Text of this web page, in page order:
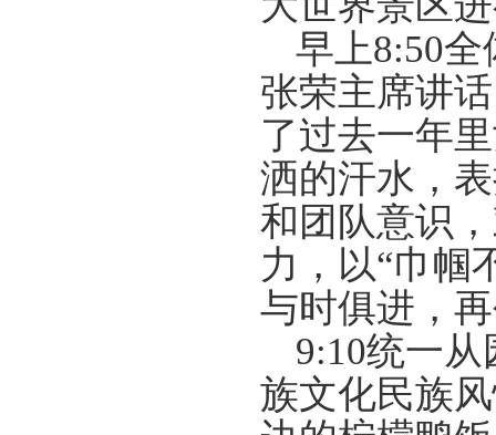
早上8:50全
张荣主席讲
了过去一年
洒的汗水，
和团队意识，
力，以“巾帼
与时俱进，
9:10统一从
族文化民族